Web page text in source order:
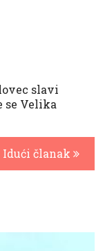
slavi
se Velika
Idući članak